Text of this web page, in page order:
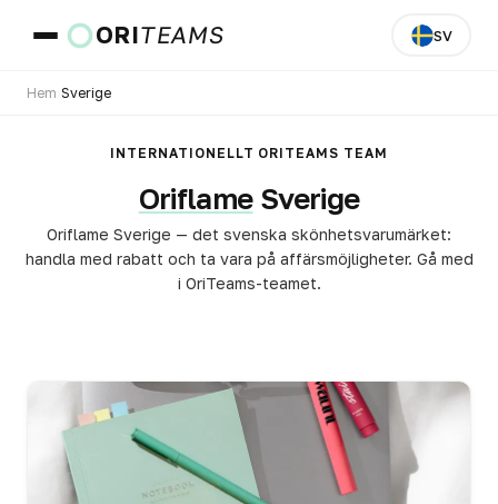
ORITEAMS SV
GÅ
Hem Sverige
INTERNATIONELLT ORITEAMS TEAM
OriflameSverige
Oriflame Sverige — det svenska skönhetsvarumärket:
handla med rabatt och ta vara på affärsmöjligheter. Gå med
i OriTeams-teamet.